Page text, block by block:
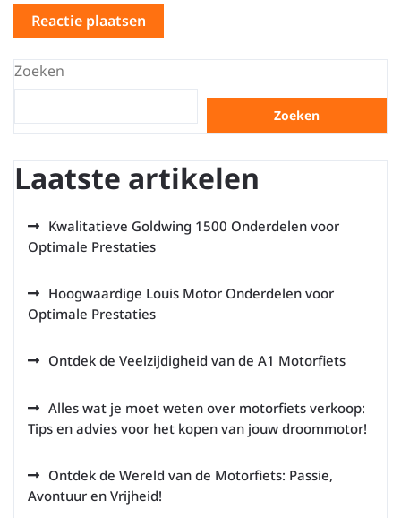
Zoeken
Zoeken
Laatste artikelen
Kwalitatieve Goldwing 1500 Onderdelen voor
Optimale Prestaties
Hoogwaardige Louis Motor Onderdelen voor
Optimale Prestaties
Ontdek de Veelzijdigheid van de A1 Motorfiets
Alles wat je moet weten over motorfiets verkoop:
Tips en advies voor het kopen van jouw droommotor!
Ontdek de Wereld van de Motorfiets: Passie,
Avontuur en Vrijheid!